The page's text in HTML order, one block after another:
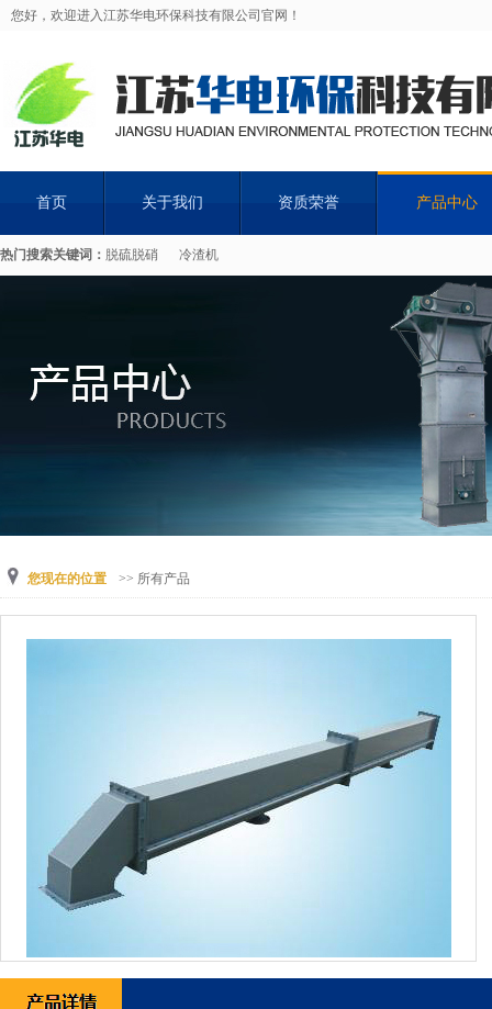
您好，欢迎进入江苏华电环保科技有限公司官网！
首页 关于我们 资质荣誉 产品中心
热门搜索关键词： 脱硫脱硝 冷渣机
您现在的位置 >> 所有产品